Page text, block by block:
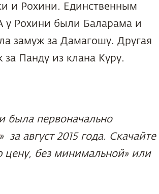
и Рохини. Единственным
Рохини были Баларама и
замуж за Дамагошу. Другая
Панду из клана Куру.
была первоначально
за август 2015 года. Скачайте
цену, без минимальной» или